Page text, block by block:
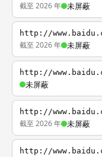
截至 2026 年 未屏蔽
http://
截至 2026 年 未屏蔽
http://
未屏蔽
http://
截至 2026 年 未屏蔽
http://